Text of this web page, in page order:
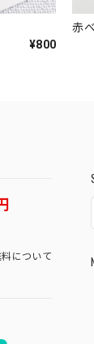
¥800
赤
について